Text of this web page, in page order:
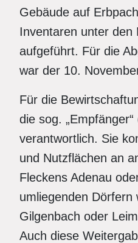
Gebäude auf
Inventaren unter den
aufgeführt. Für die
war der 10.
Für die
die sog.
verantwortlich. Sie
und Nutzflächen an
Fleckens Adenau
umliegenden Dörfern
Gilgenbach oder
Auch diese